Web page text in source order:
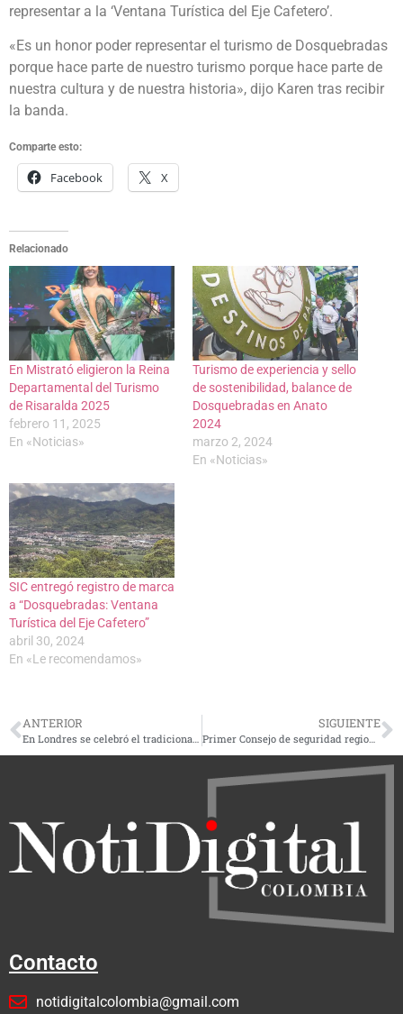
representar a la ‘Ventana Turística del Eje Cafetero’.
«Es un honor poder representar el turismo de Dosquebradas
porque hace parte de nuestro turismo porque hace parte de
nuestra cultura y de nuestra historia», dijo Karen tras recibir
la banda.
Comparte esto:
Facebook X
Relacionado
En Mistrató eligieron la Reina
Departamental del Turismo
de Risaralda 2025
febrero 11, 2025
En «Noticias»
Turismo de experiencia y sello
de sostenibilidad, balance de
Dosquebradas en Anato
2024
marzo 2, 2024
En «Noticias»
SIC entregó registro de marca
a “Dosquebradas: Ventana
Turística del Eje Cafetero”
abril 30, 2024
En «Le recomendamos»
ANTERIOR
En Londres se celebró el tradicional ‘Día sin pantalones’: ¡Sin temor al frío y a las miradas!
SIGUIENTE
Primer Consejo de seguridad regional se realizará en Santa Rosa de Cabal, el 14 de febrero
Contacto
notidigitalcolombia@gmail.com